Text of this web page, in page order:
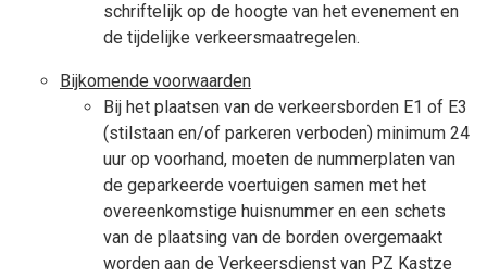
schriftelijk op de hoogte van het evenement en
de tijdelijke verkeersmaatregelen.
Bijkomende voorwaarden
Bij het plaatsen van de verkeersborden E1 of E3
(stilstaan en/of parkeren verboden) minimum 24
uur op voorhand, moeten de nummerplaten van
de geparkeerde voertuigen samen met het
overeenkomstige huisnummer en een schets
van de plaatsing van de borden overgemaakt
worden aan de Verkeersdienst van PZ Kastze